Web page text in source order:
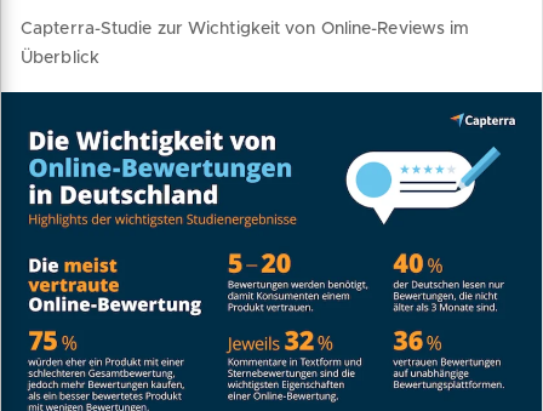
Capterra-Studie zur Wichtigkeit von Online-Reviews im
Überblick